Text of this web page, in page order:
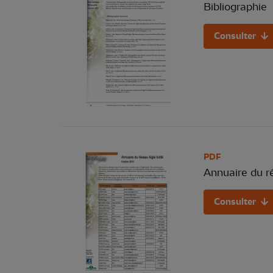
Bibliographie
Consulter
PDF
Annuaire du
Consulter